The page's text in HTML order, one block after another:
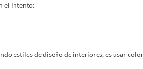
el intento:
estilos de diseño de interiores, es usar